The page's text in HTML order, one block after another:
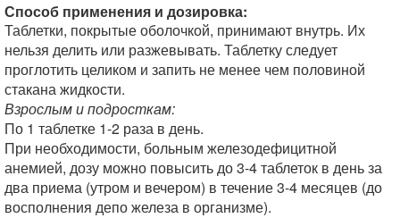
Способ применения и дозировка:
Таблетки, покрытые оболочкой, принимают внутрь. Их
нельзя делить или разжевывать. Таблетку следует
проглотить целиком и запить не менее чем половиной
стакана жидкости.
Взрослым и подросткам:
По 1 таблетке 1-2 раза в день.
При необходимости, больным железодефицитной
анемией, дозу можно повысить до 3-4 таблеток в день за
два приема (утром и вечером) в течение 3-4 месяцев (до
восполнения депо железа в организме).